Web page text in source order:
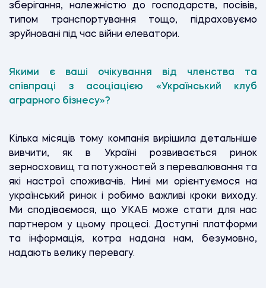
зберігання, належністю до господарств, посівів,
типом транспортування тощо, підраховуємо
зруйновані під час війни елеватори.
Якими є ваші очікування від членства та
співпраці з асоціацією «Український клуб
аграрного бізнесу»?
Кілька місяців тому компанія вирішила детальніше
вивчити, як в Україні розвивається ринок
зерносховищ та потужностей з перевалювання та
які настрої споживачів. Нині ми орієнтуємося на
український ринок і робимо важливі кроки виходу.
Ми сподіваємося, що УКАБ може стати для нас
партнером у цьому процесі. Доступні платформи
та інформація, котра надана нам, безумовно,
надають велику перевагу.